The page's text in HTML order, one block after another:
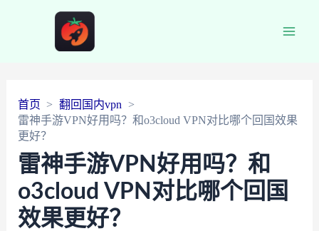
首页
翻回国内vpn
雷神手游VPN好用吗？和o3cloud VPN对比哪个回国效果
更好？
雷神手游VPN好用吗？和
o3cloud VPN对比哪个回国
效果更好？